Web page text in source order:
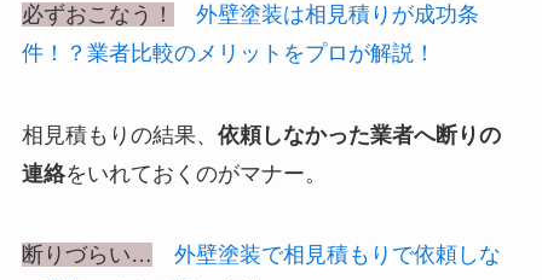
必ずおこなう！
外壁塗装は相見積りが成功条
件！？業者比較のメリットをプロが解説！
相見積もりの結果、 依頼しなかった業者へ断りの
連絡をいれておくのがマナー。
断りづらい…
外壁塗装で相見積もりで依頼しな